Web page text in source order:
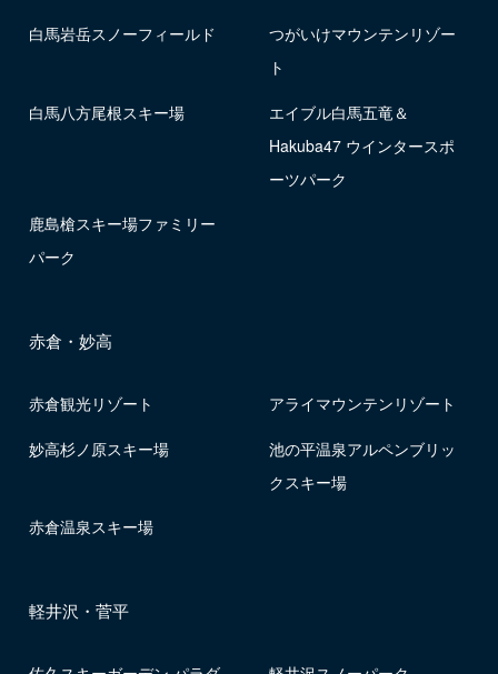
白馬岩岳スノーフィールド
つがいけマウンテンリゾー
ト
白馬八方尾根スキー場
エイブル白馬五竜＆
Hakuba47 ウインタースポ
ーツパーク
鹿島槍スキー場ファミリー
パーク
赤倉・妙高
赤倉観光リゾート アライマウンテンリゾート
妙高杉ノ原スキー場
池の平温泉アルペンブリッ
クスキー場
赤倉温泉スキー場
軽井沢・菅平